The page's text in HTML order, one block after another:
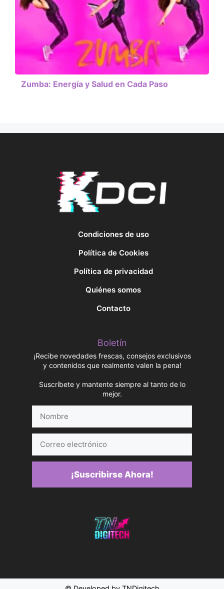
Zumba: Energía y Salud en Cada Paso
Condiciones de uso
Política de Cookies
Política de privacidad
Quiénes somos
Contacto
Boletín
¡Recibe novedades frescas, consejos exclusivos
y contenidos que realmente valen la pena!
Suscríbete y mantente siempre al tanto de lo
mejor.
electrónico
¡Suscribirse Ahora!